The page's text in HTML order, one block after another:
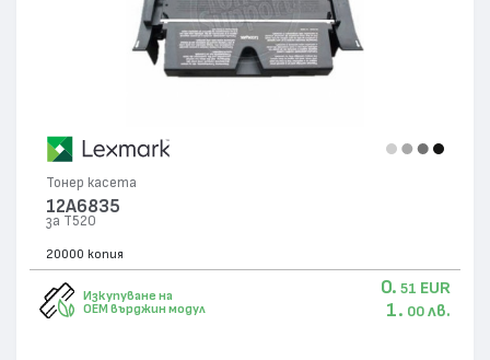
Тонер касета
12A6835
за T520
20000 копия
Изкупуване на
OEM върджин модул
0. 51 EUR
1. 00 лв.